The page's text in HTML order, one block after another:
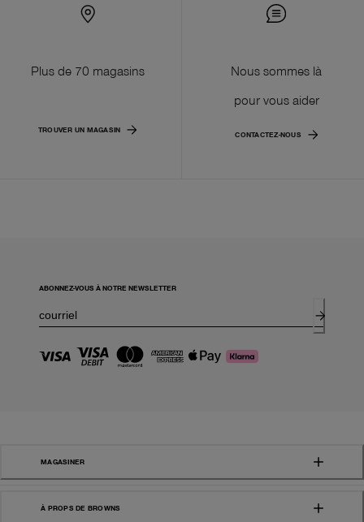
Plus de 70 magasins
TROUVER UN MAGASIN
Nous sommes là
pour vous aider
CONTACTEZ-NOUS
ABONNEZ-VOUS À NOTRE NEWSLETTER
MAGASINER
À PROPS DE BROWNS